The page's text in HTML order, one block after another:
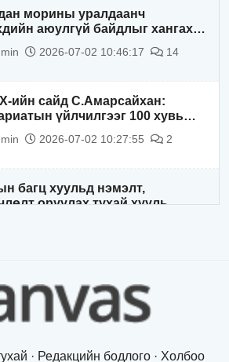
морины уралдаанч
аюулгүй байдлыг хангах
ажиллаж байна
2026-07-02 10:46:17 14
ийн сайд С.Амарсайхан:
үйлчилгээг 100 хувь
2026-07-02 10:27:55 2
багц хуульд нэмэлт,
оруулах тухай хууль
байгууллагаас 24 цагаар
тавина
2026-07-02 09:10:46
· Редакцийн бодлого · Холбоо